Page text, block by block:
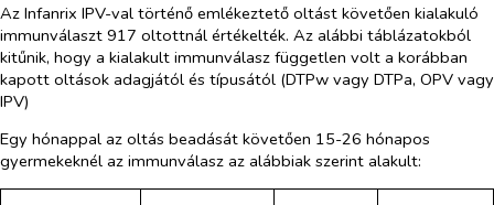
Az Infanrix IPV-val történő emlékeztető oltást követően kialakuló
immunválaszt 917 oltottnál értékelték. Az alábbi táblázatokból
kitűnik, hogy a kialakult immunválasz független volt a korábban
kapott oltások adagjától és típusától (DTPw vagy DTPa, OPV vagy
IPV)
Egy hónappal az oltás beadását követően 15-26 hónapos
gyermekeknél az immunválasz az alábbiak szerint alakult: